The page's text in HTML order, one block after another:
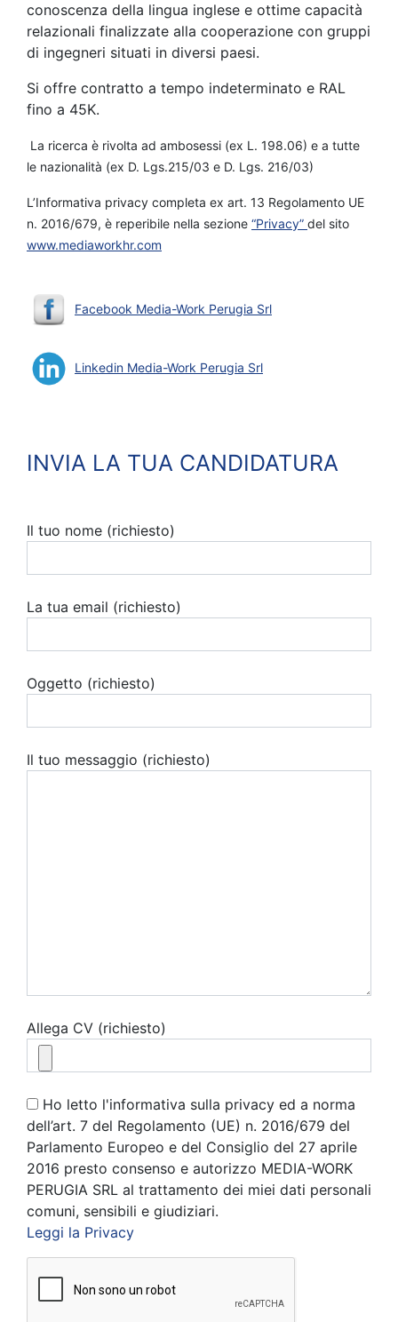
conoscenza della lingua inglese e ottime capacità
relazionali finalizzate alla cooperazione con gruppi
di ingegneri situati in diversi paesi.
Si offre contratto a tempo indeterminato e RAL
fino a 45K.
La ricerca è rivolta ad ambosessi (ex L. 198.06) e a tutte
le nazionalità (ex D. Lgs.215/03 e D. Lgs. 216/03)
L’Informativa privacy completa ex art. 13 Regolamento UE
n. 2016/679, è reperibile nella sezione “Privacy” del sito
www.mediaworkhr.com
Facebook Media-Work Perugia Srl
Linkedin Media-Work Perugia Srl
INVIA LA TUA CANDIDATURA
Il tuo nome (richiesto)
La tua email (richiesto)
Oggetto (richiesto)
Il tuo messaggio (richiesto)
Allega CV (richiesto)
Ho letto l'informativa sulla privacy ed a norma
dell’art. 7 del Regolamento (UE) n. 2016/679 del
Parlamento Europeo e del Consiglio del 27 aprile
2016 presto consenso e autorizzo MEDIA-WORK
PERUGIA SRL al trattamento dei miei dati personali
comuni, sensibili e giudiziari.
Leggi la Privacy